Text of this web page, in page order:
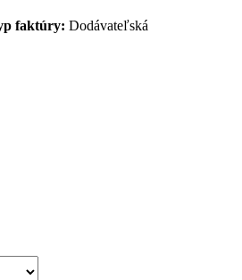
faktúry: Dodávateľská